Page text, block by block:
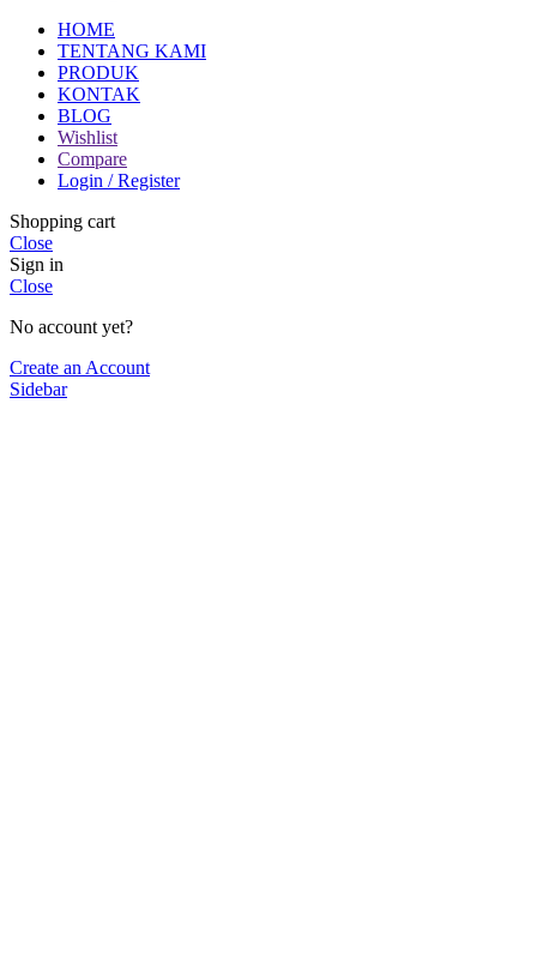
HOME
TENTANG KAMI
PRODUK
KONTAK
BLOG
Wishlist
Compare
Login / Register
Shopping cart
Close
Sign in
Close
No account yet?
Create an Account
Sidebar